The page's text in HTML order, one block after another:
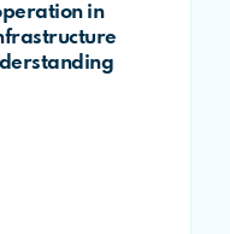
in